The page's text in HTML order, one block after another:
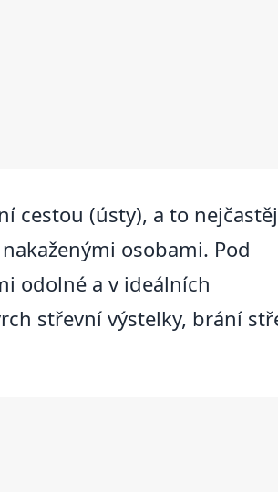
cestou (ústy), a to
osobami. Pod
odolné a v ideálních
střevní výstelky, brání